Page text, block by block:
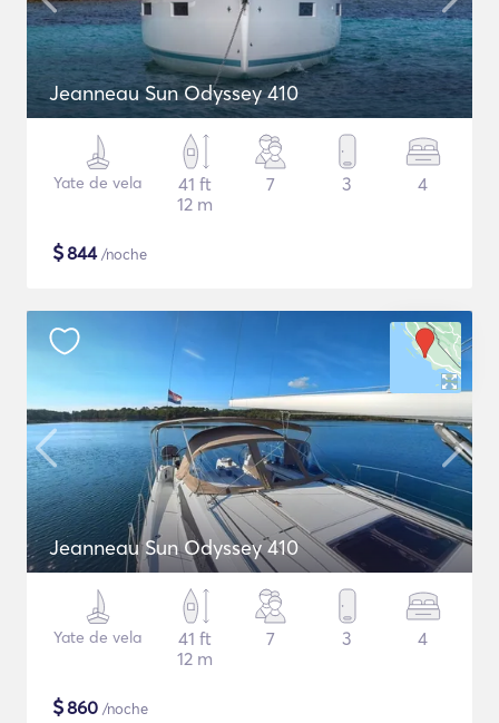
Jeanneau Sun Odyssey 410
Yate de vela
41 ft
12 m
7 3 4
$844/noche
Jeanneau Sun Odyssey 410
Yate de vela
41 ft
12 m
7 3 4
$860 /noche